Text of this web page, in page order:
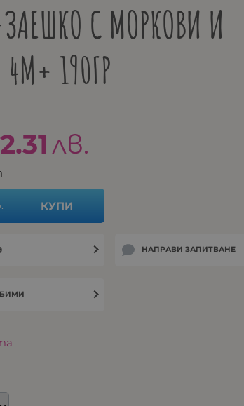
С МОРКОВИ И
190ГР
2.31 лв.
КУПИ
НАПРАВИ ЗАПИТВАНЕ